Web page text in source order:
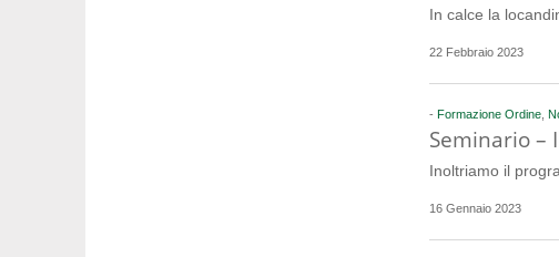
In calce la
22 Febbraio 2023
- Formazione Ordine,
Seminario –
Inoltriamo il
16 Gennaio 2023